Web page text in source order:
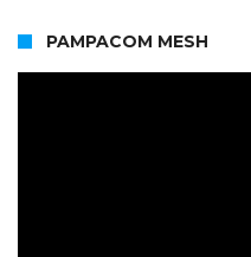
PAMPACOM MESH